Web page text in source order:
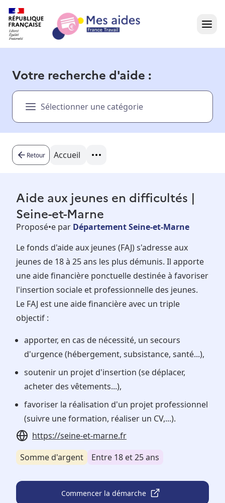
Présentation vidéo
Besoin d'aide ?
Votre recherche d'aide :
Sélectionner une catégorie
Retour Accueil
Aide aux jeunes en difficultés |
Seine-et-Marne
Proposé•e par Département Seine-et-Marne
Le fonds d'aide aux jeunes (FAJ) s'adresse aux
jeunes de 18 à 25 ans les plus démunis. Il apporte
une aide financière ponctuelle destinée à favoriser
l'insertion sociale et professionnelle des jeunes.
Le FAJ est une aide financière avec un triple
objectif :
apporter, en cas de nécessité, un secours
d'urgence (hébergement, subsistance, santé...),
soutenir un projet d'insertion (se déplacer,
acheter des vêtements...),
favoriser la réalisation d'un projet professionnel
(suivre une formation, réaliser un CV,...).
https://seine-et-marne.fr
Somme d'argent
Entre 18 et 25 ans
Commencer la démarche